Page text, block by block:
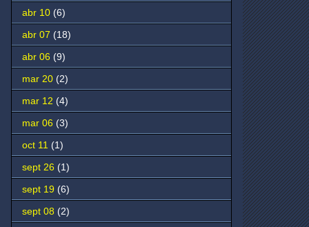
abr 10 (6)
abr 07 (18)
abr 06 (9)
mar 20 (2)
mar 12 (4)
mar 06 (3)
oct 11 (1)
sept 26 (1)
sept 19 (6)
sept 08 (2)